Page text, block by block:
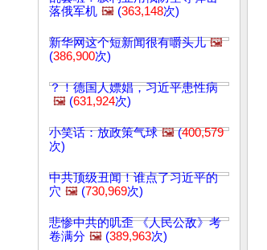
落俄军机 🖼️ (363,148次)
新华网这个短新闻很有嚼头儿 🖼️
(386,900次)
？！德国人嫖娼，习近平患性病
🖼️ (631,924次)
小笑话：放政策气球 🖼️(400,579
次)
中共顶级丑闻！谁点了习近平的
穴 🖼️ (730,969次)
悲惨中共的叽歪 《人民公敌》考
卷满分 🖼️ (389,963次)